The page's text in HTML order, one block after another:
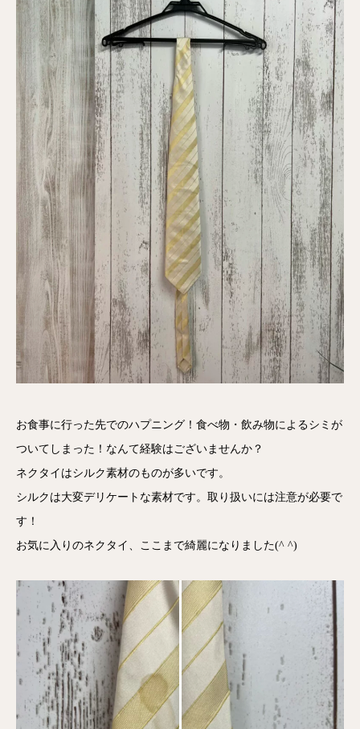
お食事に行った先でのハプニング！食べ物・飲み物によるシミが
ついてしまった！なんて経験はございませんか？
ネクタイはシルク素材のものが多いです。
シルクは大変デリケートな素材です。取り扱いには注意が必要で
す！
お気に入りのネクタイ、ここまで綺麗になりました(^ ^)